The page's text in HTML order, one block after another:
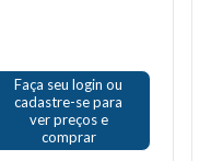
Faça seu login ou
cadastre-se para
ver preços e
comprar